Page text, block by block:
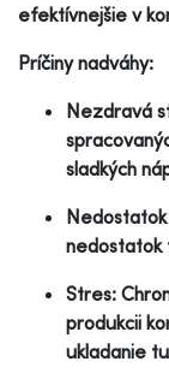
efektívnejšie v
Príčiny nadváhy:
Nezdravá
sladkých
nedostatok
Stres:
produkcii
ukladanie